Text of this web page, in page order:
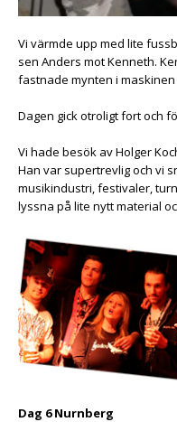
Vi värmde upp med lite
sen Anders mot Kenneth.
fastnade mynten i
Dagen gick otroligt fort och
Vi hade besök av Holger
Han var supertrevlig och vi
musikindustri, festivaler,
lyssna på lite nytt material
Dag 6 Nurnberg